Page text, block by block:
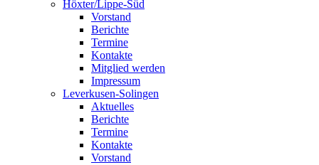
Höxter/Lippe-Süd
Vorstand
Berichte
Termine
Kontakte
Mitglied werden
Impressum
Leverkusen-Solingen
Aktuelles
Berichte
Termine
Kontakte
Vorstand